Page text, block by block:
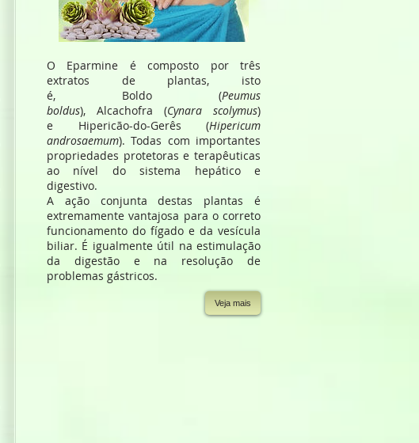
O Eparmine é composto por três
extratos de plantas, isto
é, Boldo (Peumus
boldus), Alcachofra (Cynara scolymus)
e Hipericão-do-Gerês (Hipericum
androsaemum). Todas com importantes
propriedades protetoras e terapêuticas
ao nível do sistema hepático e
digestivo.
A ação conjunta destas plantas é
extremamente vantajosa para o correto
funcionamento do fígado e da vesícula
biliar. É igualmente útil na estimulação
da digestão e na resolução de
problemas gástricos.
Veja mais